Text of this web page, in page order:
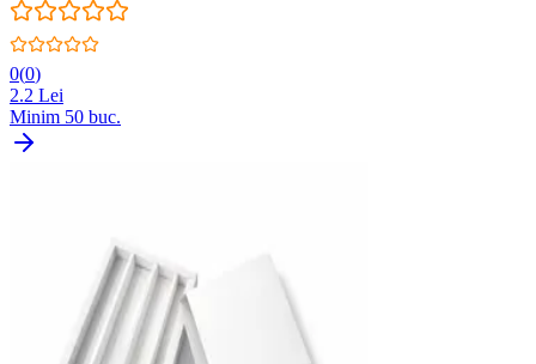
0(0)
2.2 Lei
Minim 50 buc.